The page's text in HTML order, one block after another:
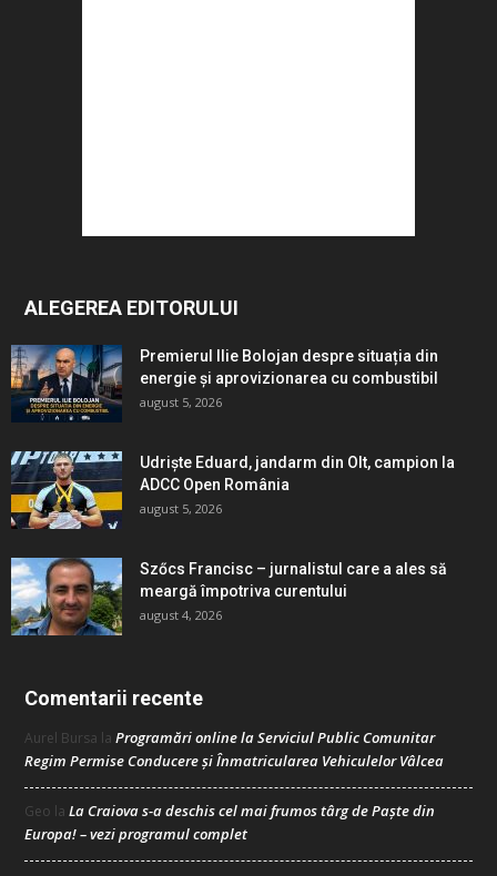
ALEGEREA EDITORULUI
Premierul Ilie Bolojan despre situația din
energie și aprovizionarea cu combustibil
august 5, 2026
Udriște Eduard, jandarm din Olt, campion la
ADCC Open România
august 5, 2026
Szőcs Francisc – jurnalistul care a ales să
meargă împotriva curentului
august 4, 2026
Comentarii recente
Aurel Bursa la Programări online la Serviciul Public Comunitar
Regim Permise Conducere şi Înmatricularea Vehiculelor Vâlcea
Geo la La Craiova s-a deschis cel mai frumos târg de Paște din
Europa! – vezi programul complet